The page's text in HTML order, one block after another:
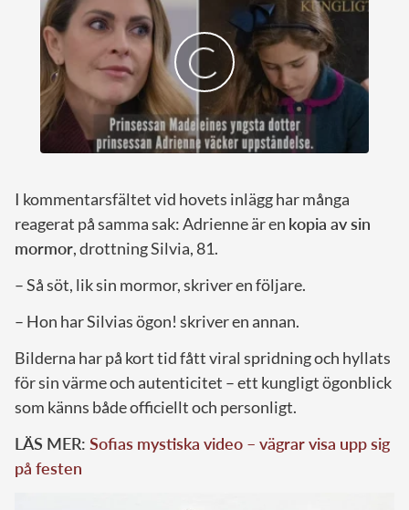
I kommentarsfältet vid hovets inlägg har många
reagerat på samma sak: Adrienne är en kopia av sin
mormor, drottning Silvia, 81.
– Så söt, lik sin mormor, skriver en följare.
– Hon har Silvias ögon! skriver en annan.
Bilderna har på kort tid fått viral spridning och hyllats
för sin värme och autenticitet – ett kungligt ögonblick
som känns både officiellt och personligt.
LÄS MER: Sofias mystiska video – vägrar visa upp sig
på festen